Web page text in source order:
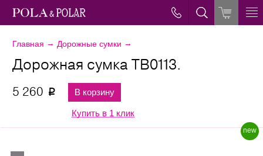
Главная → Дорожные сумки →
new
Дорожная сумка ТВ0113.
5 260 p В корзину
Купить в 1 клик